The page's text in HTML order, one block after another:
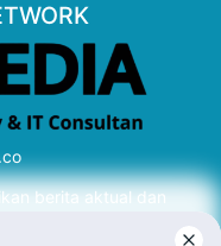
berita aktual dan
yang tepat.